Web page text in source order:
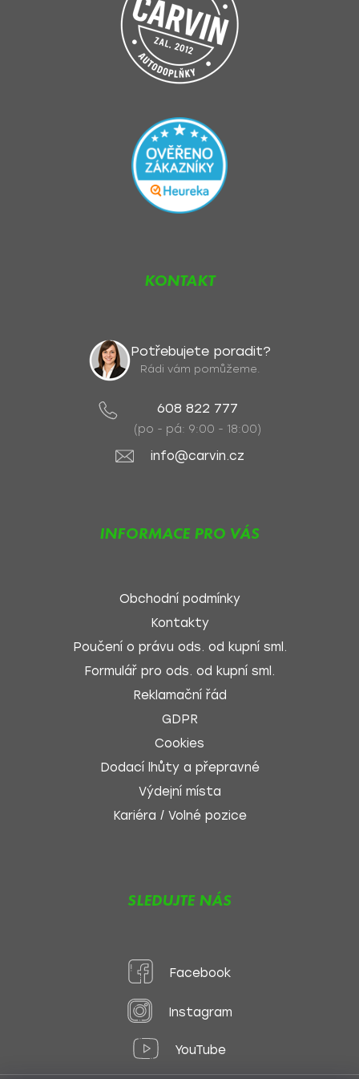
KONTAKT
Potřebujete poradit?
Rádi vám pomůžeme.
608 822 777
(po - pá: 9:00 - 18:00)
info@carvin.cz
INFORMACE PRO VÁS
Obchodní podmínky
Kontakty
Poučení o právu ods. od kupní sml.
Formulář pro ods. od kupní sml.
Reklamační řád
GDPR
Cookies
Dodací lhůty a přepravné
Výdejní místa
Kariéra / Volné pozice
SLEDUJTE NÁS
Facebook
Instagram
YouTube